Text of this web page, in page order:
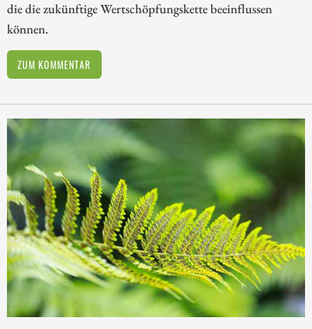
die die zukünftige Wertschöpfungskette beeinflussen
können.
ZUM KOMMENTAR